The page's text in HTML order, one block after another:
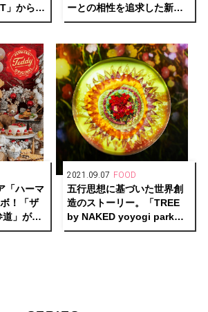
」から待
お目見
ーとの相性を追求した新た
なチーズケーキ「HOC」が
「ハーマ
！「ザ
道」がク
ビュッフ
2021.09.07 FOOD
五行思想に基づいた世界創
造のストーリー。「TREE
by NAKED yoyogi park」
でアートディナーコース